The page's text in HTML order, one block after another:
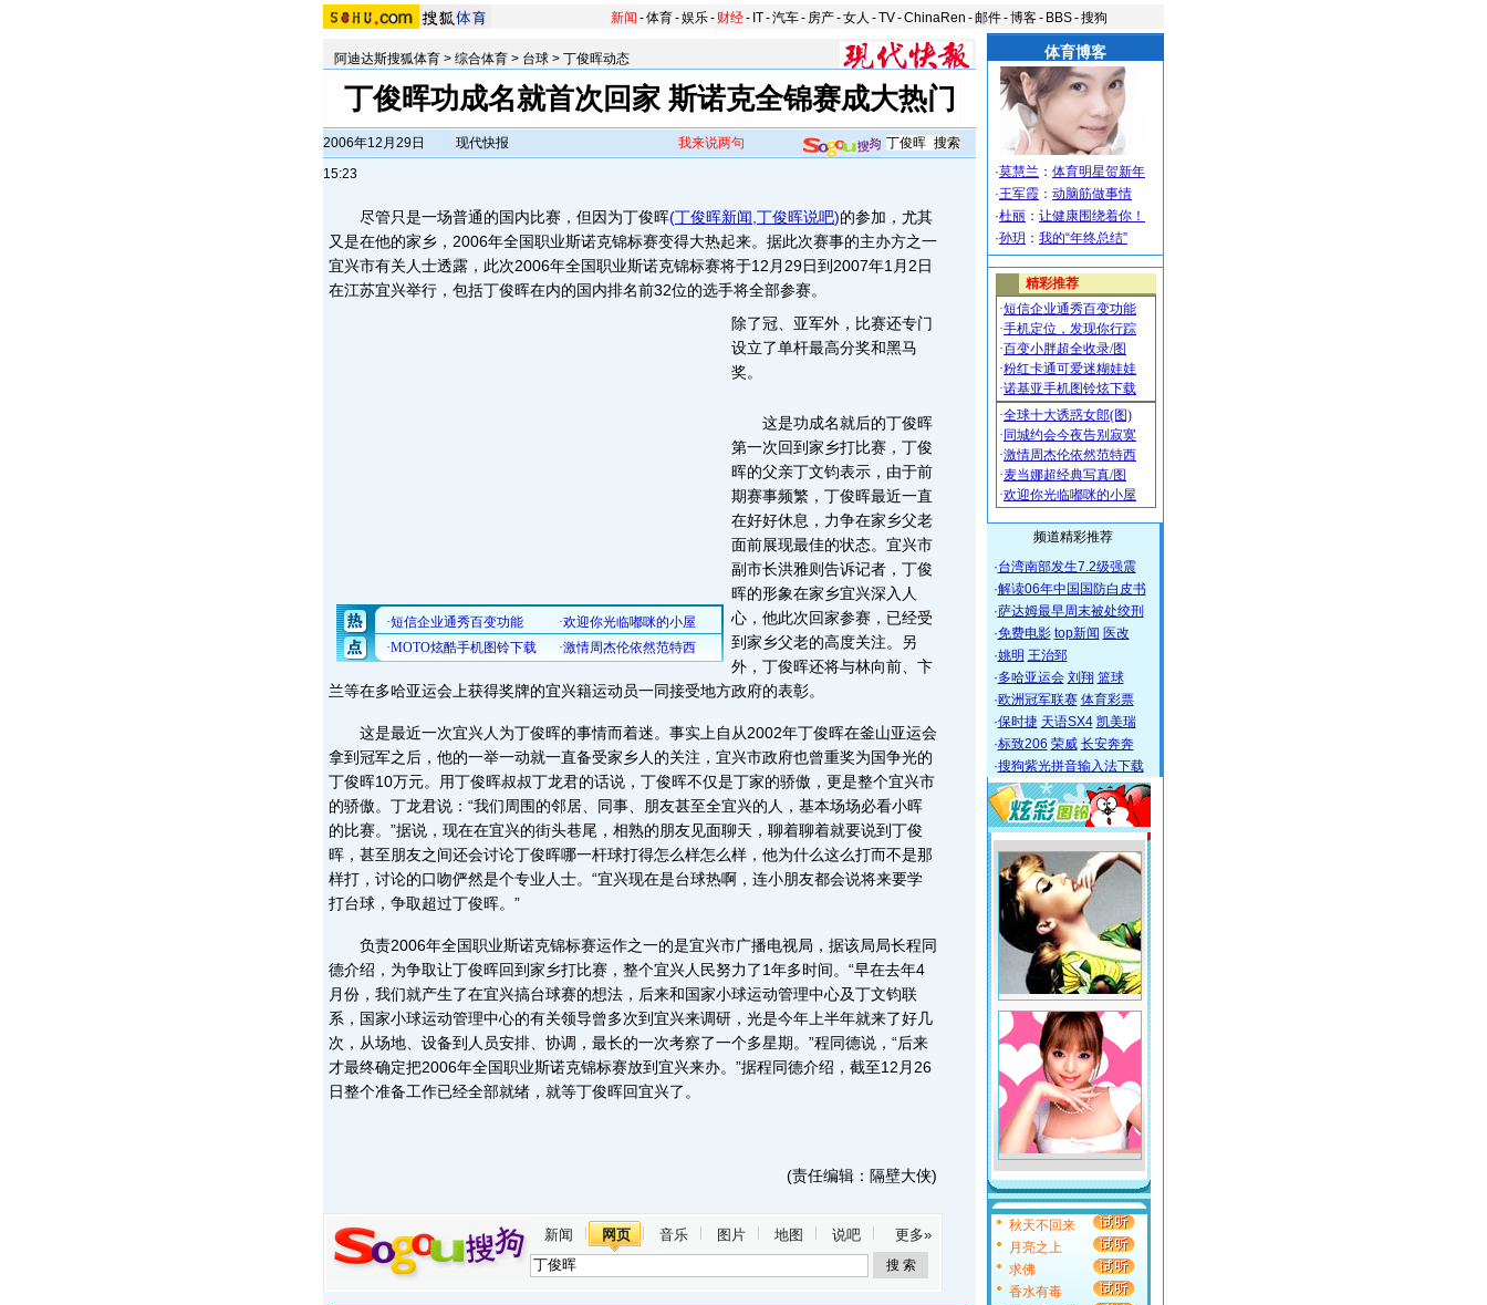
新闻 -体育-娱乐- 财经- IT-汽车- 房产-女人 -TV-ChinaRen -邮件-博客- BBS-搜狗
阿迪达斯搜狐体育 > 综合体育 > 台球 > 丁俊晖动态
丁俊晖功成名就首次回家 斯诺克全锦赛成大热门
2006年12月29日
15:23
现代快报 我来说两句
尽管只是一场普通的国内比赛，但因为丁俊晖(丁俊晖新闻 丁俊晖说吧)的参加，尤其
又是在他的家乡，2006年全国职业斯诺克锦标赛变得大热起来。据此次赛事的主办方之一
宜兴市有关人士透露，此次2006年全国职业斯诺克锦标赛将于12月29日到2007年1月2日
在江苏宜兴举行，包括丁俊晖在内的国内排名前32位的选手将全部参赛。
除了冠、亚军外，比赛还专门
设立了单杆最高分奖和黑马
奖。
这是功成名就后的丁俊晖
第一次回到家乡打比赛，丁俊
晖的父亲丁文钧表示，由于前
期赛事频繁，丁俊晖最近一直
在好好休息，力争在家乡父老
面前展现最佳的状态。宜兴市
副市长洪雅则告诉记者，丁俊
晖的形象在家乡宜兴深入人
心，他此次回家参赛，已经受
到家乡父老的高度关注。另
外，丁俊晖还将与林向前、卞
兰等在多哈亚运会上获得奖牌的宜兴籍运动员一同接受地方政府的表彰。
这是最近一次宜兴人为丁俊晖的事情而着迷。事实上自从2002年丁俊晖在釜山亚运会
拿到冠军之后，他的一举一动就一直备受家乡人的关注，宜兴市政府也曾重奖为国争光的
丁俊晖10万元。用丁俊晖叔叔丁龙君的话说，丁俊晖不仅是丁家的骄傲，更是整个宜兴市
的骄傲。丁龙君说：“我们周围的邻居、同事、朋友甚至全宜兴的人，基本场场必看小晖
的比赛。”据说，现在在宜兴的街头巷尾，相熟的朋友见面聊天，聊着聊着就要说到丁俊
晖，甚至朋友之间还会讨论丁俊晖哪一杆球打得怎么样怎么样，他为什么这么打而不是那
样打，讨论的口吻俨然是个专业人士。“宜兴现在是台球热啊，连小朋友都会说将来要学
打台球，争取超过丁俊晖。”
负责2006年全国职业斯诺克锦标赛运作之一的是宜兴市广播电视局，据该局局长程同
德介绍，为争取让丁俊晖回到家乡打比赛，整个宜兴人民努力了1年多时间。“早在去年4
月份，我们就产生了在宜兴搞台球赛的想法，后来和国家小球运动管理中心及丁文钧联
系，国家小球运动管理中心的有关领导曾多次到宜兴来调研，光是今年上半年就来了好几
次，从场地、设备到人员安排、协调，最长的一次考察了一个多星期。”程同德说，“后来
才最终确定把2006年全国职业斯诺克锦标赛放到宜兴来办。”据程同德介绍，截至12月26
日整个准备工作已经全部就绪，就等丁俊晖回宜兴了。
(责任编辑：隔壁大侠)
新闻 网页 音乐 图片 地图 说吧 更多»
体育博客
·莫慧兰 ： 体育明星贺新年
·王军霞 ： 动脑筋做事情
·杜丽 ： 让健康围绕着你！
·孙玥 ： 我的“年终总结”
频道精彩推荐
·台湾南部发生7.2级强震
·解读06年中国国防白皮书
·萨达姆最早周末被处绞刑
·免费电影 top新闻 医改
·姚明 王治郅
·多哈亚运会 刘翔 篮球
·欧洲冠军联赛 体育彩票
·保时捷 天语SX4 凯美瑞
·标致206 荣威 长安奔奔
·搜狗紫光拼音输入法下载
秋天不回来
月亮之上
求佛
香水有毒